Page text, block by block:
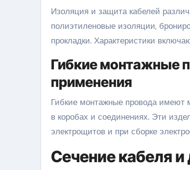
Изоляция и защита кабелей
полиэтиленовые изоляции,
прокладки. Характеристики
Гибкие монтажные
применения
Гибкие монтажные провода имеют
в коробах и соединениях. Эти
электрощитов и при сборке
Сечение кабеля и